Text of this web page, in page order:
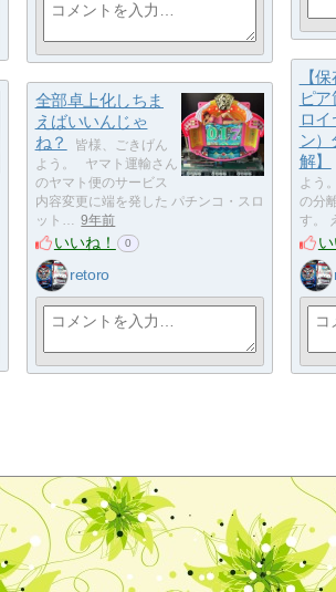
【
ピ
ロ
ン）
解】
よう
の分
す。
い
全部卓上化しちま
えばいいんじゃ
ね？
皆様、ごきげん
よう。 ヤマト運輸さん
のヤマト便のサービス
内容変更に端を発した パチンコ・スロ
ット…
9年前
いいね！ 0
retoro